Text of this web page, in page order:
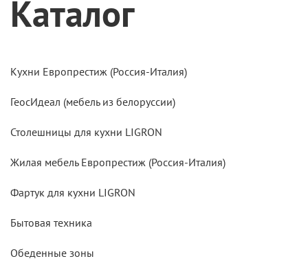
Каталог
Кухни Европрестиж (Россия-Италия)
ГеосИдеал (мебель из белоруссии)
Столешницы для кухни LIGRON
Жилая мебель Европрестиж (Россия-Италия)
Фартук для кухни LIGRON
Бытовая техника
Обеденные зоны